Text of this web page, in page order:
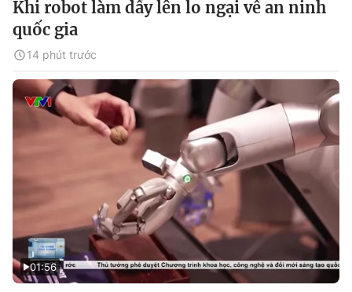
Khi robot làm dấy lên lo ngại về an ninh
quốc gia
14 phút trước
01:56